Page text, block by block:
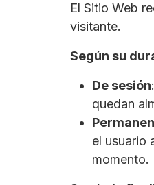
El Sitio Web
visitante.
Según su
De sesión
quedan
el usuario
momento.